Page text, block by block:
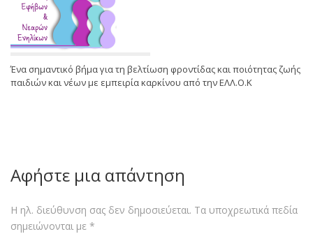
Ένα σημαντικό βήμα για τη βελτίωση φροντίδας και ποιότητας ζωής
παιδιών και νέων με εμπειρία καρκίνου από την ΕΛΛ.Ο.Κ
Αφήστε μια απάντηση
Η ηλ. διεύθυνση σας δεν δημοσιεύεται. Τα υποχρεωτικά πεδία
σημειώνονται με *